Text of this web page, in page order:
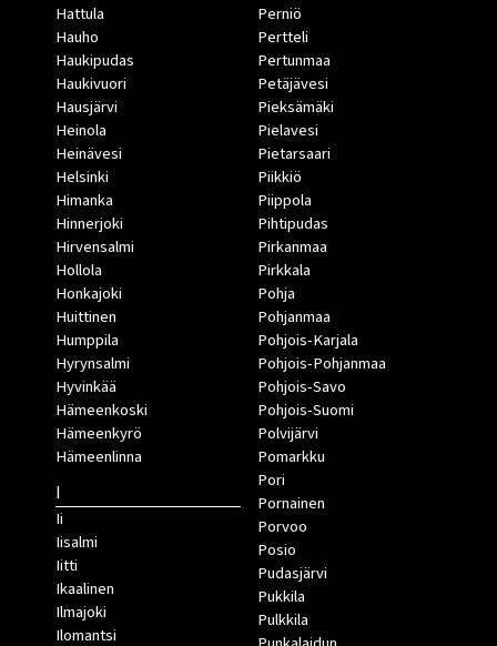
Hattula
Hauho
Haukipudas
Haukivuori
Hausjärvi
Heinola
Heinävesi
Helsinki
Himanka
Hinnerjoki
Hirvensalmi
Hollola
Honkajoki
Huittinen
Humppila
Hyrynsalmi
Hyvinkää
Hämeenkoski
Hämeenkyrö
Hämeenlinna
I
Ii
Iisalmi
Iitti
Ikaalinen
Ilmajoki
Ilomantsi
Perniö
Pertteli
Pertunmaa
Petäjävesi
Pieksämäki
Pielavesi
Pietarsaari
Piikkiö
Piippola
Pihtipudas
Pirkanmaa
Pirkkala
Pohja
Pohjanmaa
Pohjois-Karjala
Pohjois-Pohjanmaa
Pohjois-Savo
Pohjois-Suomi
Polvijärvi
Pomarkku
Pori
Pornainen
Porvoo
Posio
Pudasjärvi
Pukkila
Pulkkila